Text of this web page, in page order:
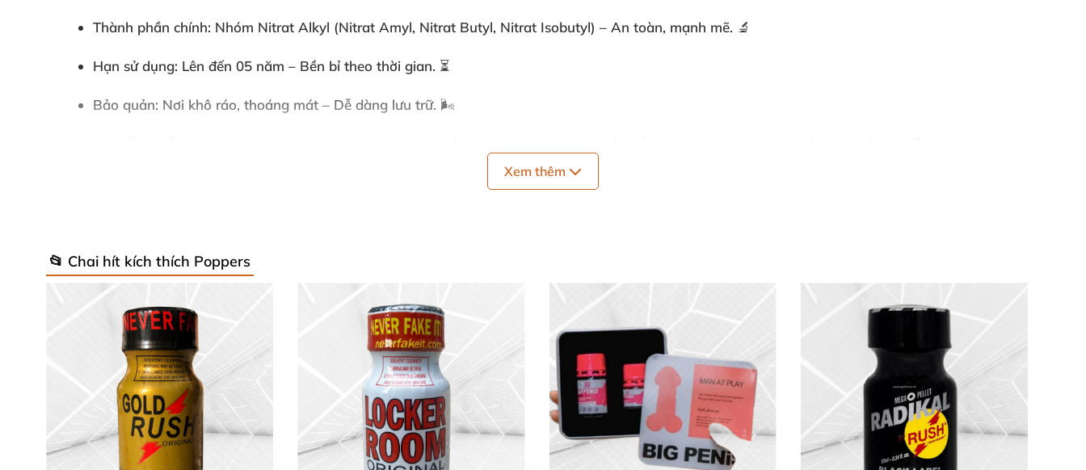
Thành phần chính: Nhóm Nitrat Alkyl (Nitrat Amyl, Nitrat Butyl, Nitrat Isobutyl) – An toàn, mạnh mẽ. 🔬
Hạn sử dụng: Lên đến 05 năm – Bền bỉ theo thời gian. ⏳
Bảo quản: Nơi khô ráo, thoáng mát – Dễ dàng lưu trữ. 🌬️
vượt trội, mang lại sự thư giãn sâu, kích thích ham muốn tự nhiên mà không lo lắng.
không còn đau đớn, mọi thứ trở nên mượt mà, sung sướng. 😘 Còn với oral, cảm giác thoải mái giúp tận hưởng trọn vẹn.
Nó còn thư giãn toàn thân, đánh thức dục vọng mãnh liệt. Popper cổ điển này được yêu thích nhờ hiệu quả nhanh chóng, giúp cặp đôi gắn kết hơn
bao giờ hết. Chúng tôi cam kết chất lượng chính hãng, mang đến khoái cảm đỉnh cao!
🛡️ Hướng Dẫn Sử Dụng Đơn Giản, An Toàn
Sử dụng English Royale popper 10ml cực kỳ dễ dàng:
Lắc đều chai trước khi dùng.
Xem thêm
📂 Chai hít kích thích Poppers